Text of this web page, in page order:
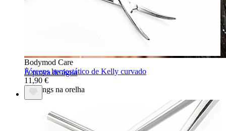
À prova de água
Piercings na orelha
Bodymod Care
Fórceps hemostático de Kelly curvado
11,90 €